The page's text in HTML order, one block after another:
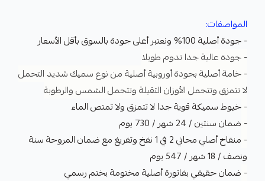
المواصفات:
- جودة أصلية 100% ونعتبر أعلى جودة بالسوق بأقل الأسعار
- جودة عالية جدا تدوم طويلا
- خامة أصلية بجودة أوروبية أصلية من نوع سميك شديد التحمل
لا تتمزق وتتحمل الأوزان الثقيلة وتتحمل الشمس والرطوبة
-خيوط سميكة قوية جدا لا تتمزق ولا تمتص الماء
- ضمان سنتين / 24 شهر / 730 يوم
-
منفاخ أصلي مجاني 2 في 1 نفخ وتفريغ مع ضمان المروحة سنة
ونصف / 18 شهر / 547 يوم
- ضمان حقيقي بفاتورة أصلية مختومة بختم رسمي